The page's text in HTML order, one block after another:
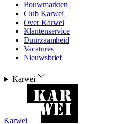
Bouwmarkten
Club Karwei
Over Karwei
Klantenservice
Duurzaamheid
Vacatures
Nieuwsbrief
Karwei
Karwei